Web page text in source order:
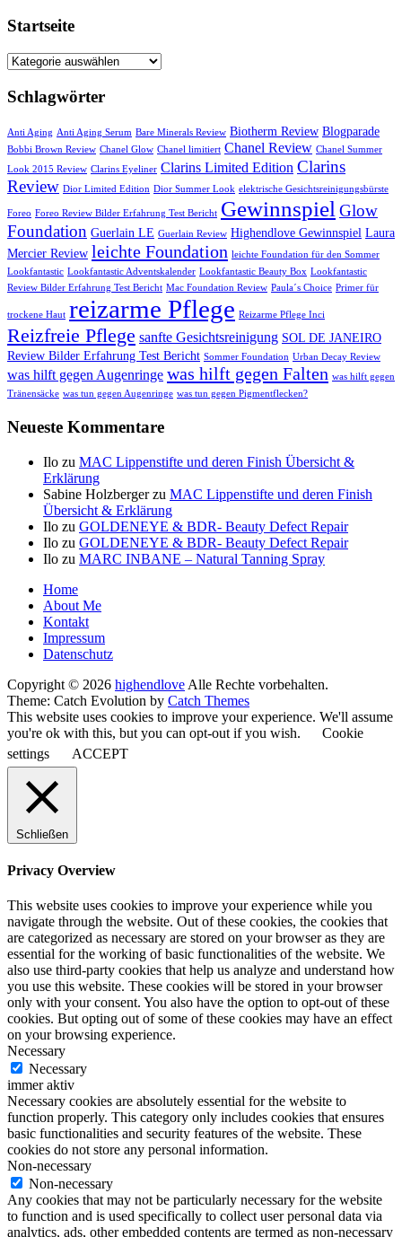
Startseite
Startseite
Schlagwörter
Anti Aging Anti Aging Serum Bare Minerals Review Biotherm Review Blogparade
Bobbi Brown Review Chanel Glow Chanel limitiert Chanel Review Chanel Summer
Look 2015 Review Clarins Eyeliner Clarins Limited Edition Clarins
Review Dior Limited Edition Dior Summer Look elektrische Gesichtsreinigungsbürste
Foreo Foreo Review Bilder Erfahrung Test Bericht Gewinnspiel Glow
Foundation Guerlain LE Guerlain Review Highendlove Gewinnspiel Laura
Mercier Review leichte Foundation leichte Foundation für den Sommer
Lookfantastic Lookfantastic Adventskalender Lookfantastic Beauty Box Lookfantastic
Review Bilder Erfahrung Test Bericht Mac Foundation Review Paula´s Choice Primer für
trockene Haut reizarme Pflege Reizarme Pflege Inci
Reizfreie Pflege sanfte Gesichtsreinigung SOL DE JANEIRO
Review Bilder Erfahrung Test Bericht Sommer Foundation Urban Decay Review
was hilft gegen Augenringe was hilft gegen Falten was hilft gegen
Tränensäcke was tun gegen Augenringe was tun gegen Pigmentflecken?
Neueste Kommentare
Ilo zu MAC Lippenstifte und deren Finish Übersicht &
Erklärung
Sabine Holzbergerzu MAC Lippenstifte und deren Finish
Übersicht & Erklärung
Ilo zu GOLDENEYE & BDR- Beauty Defect Repair
Ilo zu GOLDENEYE & BDR- Beauty Defect Repair
Ilo zu MARC INBANE – Natural Tanning Spray
Seitenfuß-
Menü
Home
About Me
Kontakt
Impressum
Datenschutz
Copyright © 2026 highendlove Alle Rechte vorbehalten.
Theme: Catch Evolution by Catch Themes
This website uses cookies to improve your experience. We'll assume
you're ok with this, but you can opt-out if you wish.
Cookie
settings
ACCEPT
Schließen
Privacy Overview
This website uses cookies to improve your experience while you
navigate through the website. Out of these cookies, the cookies that
are categorized as necessary are stored on your browser as they are
essential for the working of basic functionalities of the website. We
also use third-party cookies that help us analyze and understand how
you use this website. These cookies will be stored in your browser
only with your consent. You also have the option to opt-out of these
cookies. But opting out of some of these cookies may have an effect
on your browsing experience.
Necessary
Necessary
immer aktiv
Necessary cookies are absolutely essential for the website to
function properly. This category only includes cookies that ensures
basic functionalities and security features of the website. These
cookies do not store any personal information.
Non-necessary
Non-necessary
Any cookies that may not be particularly necessary for the website
to function and is used specifically to collect user personal data via
analytics, ads, other embedded contents are termed as non-necessary